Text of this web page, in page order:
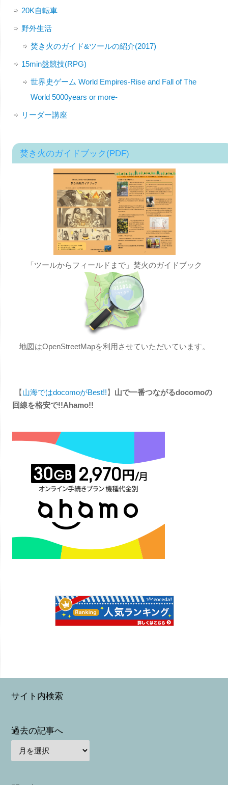
20K自転車
野外生活
焚き火のガイド&ツールの紹介(2017)
15min盤競技(RPG)
世界史ゲーム World Empires-Rise and Fall of The
World 5000years or more-
リーダー講座
焚き火のガイドブック(PDF)
「ツールからフィールドまで」焚火のガイドブック
地図はOpenStreetMapを利用させていただいています。
【山海ではdocomoがBest!!】 山で一番つながるdocomoの
回線を格安で!!Ahamo!!
サイト内検索
過去の記事へ